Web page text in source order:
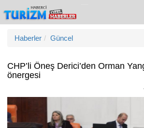
Haberler Güncel
CHP’li Öneş Derici’den Orman
önergesi